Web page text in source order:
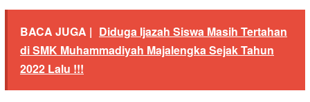
BACA JUGA | Diduga Ijazah Siswa Masih Tertahan
di SMK Muhammadiyah Majalengka Sejak Tahun
2022 Lalu !!!